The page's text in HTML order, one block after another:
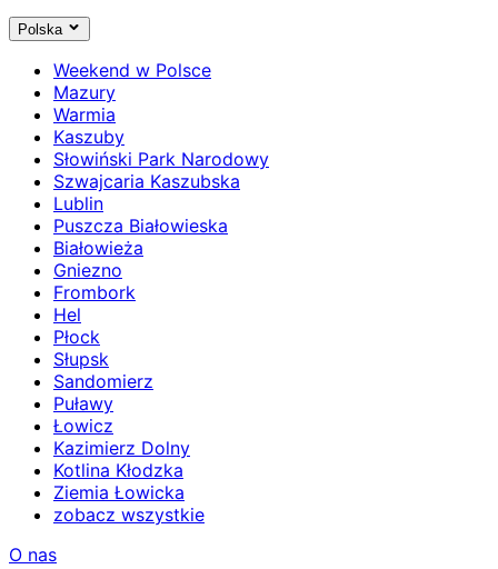
Polska
Weekend w Polsce
Mazury
Warmia
Kaszuby
Słowiński Park Narodowy
Szwajcaria Kaszubska
Lublin
Puszcza Białowieska
Białowieża
Gniezno
Frombork
Hel
Płock
Słupsk
Sandomierz
Puławy
Łowicz
Kazimierz Dolny
Kotlina Kłodzka
Ziemia Łowicka
zobacz wszystkie
O nas